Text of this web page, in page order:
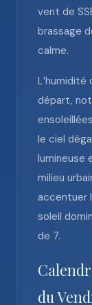
vent de
brassage
calme.
départ,
le ciel
lumineuse
milieu
accentuer
soleil
de 7.
du